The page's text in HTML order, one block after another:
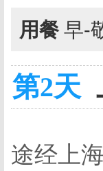
用餐 早-
第2天
途经上